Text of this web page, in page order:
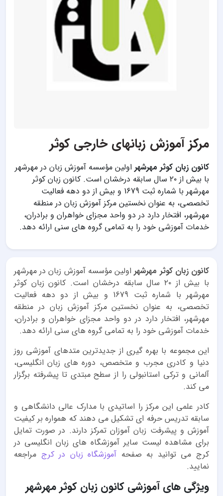
مرکز آموزش زبانهای خارجی کوثر
کانون زبان کوثر مهرشهر اولین مؤسسه آموزش زبان در مهرشهر
با بیش از ۲۰ سال سابقه درخشان است. کانون زبان کوثر
مهرشهر با شماره ثبت 1679 و بیش از دو دهه فعالیت
تخصصی، به عنوان نخستین مرکز آموزش زبان در منطقه
مهرشهر، افتخار دارد در دو واحد مجزای خواهران و برادران،
خدمات آموزشی خود را به تمامی گروه های سنی ارائه دهد.
کانون زبان کوثر مهرشهراولین مؤسسه آموزش زبان در مهرشهر
با بیش از ۲۰ سال سابقه درخشان است. کانون زبان کوثر
مهرشهر با شماره ثبت 1679 و بیش از دو دهه فعالیت
تخصصی، به عنوان نخستین مرکز آموزش زبان در منطقه
مهرشهر، افتخار دارد در دو واحد مجزای خواهران و برادران،
خدمات آموزشی خود را به تمامی گروه های سنی ارائه دهد.
این مجموعه با بهره گیری از جدیدترین متدهای آموزشی روز
دنیا و کادری مجرب و متخصص، دوره های زبان انگلیسی،
آلمانی و ترکی استانبولی را از سطح مبتدی تا پیشرفته برگزار
می کند.
کادر علمی این مرکز را اساتیدی با مدارک عالی دانشگاهی و
سابقه تدریس حرفه ای تشکیل می دهند که همواره بر کیفیت
آموزش و پیشرفت زبان آموزان تمرکز دارند. در صورت تمایل
برای مشاهده لیست سایر آموزشگاه های زبان انگلیسی در
کرج می توانید به صفحه آموزشگاه زبان در کرج مراجعه
نمایید.
ویژگی های آموزشی کانون زبان کوثر مهرشهر